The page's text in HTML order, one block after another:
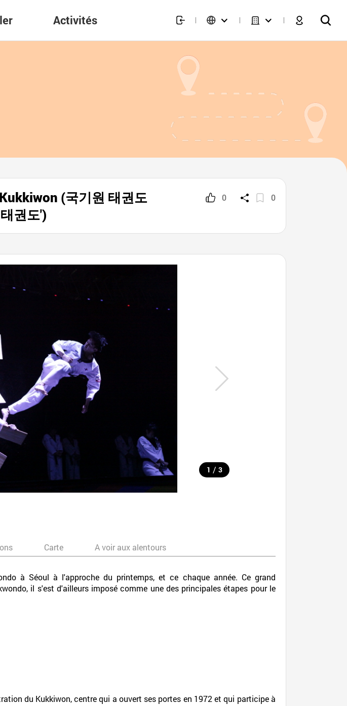
Activités
(국기원 태권도
권도')
0 0
1 / 3
Carte A voir aux alentours
à Séoul à l'approche du printemps, et ce chaque année. Ce grand
il s'est d'ailleurs imposé comme une des principales étapes pour le
du Kukkiwon, centre qui a ouvert ses portes en 1972 et qui participe à